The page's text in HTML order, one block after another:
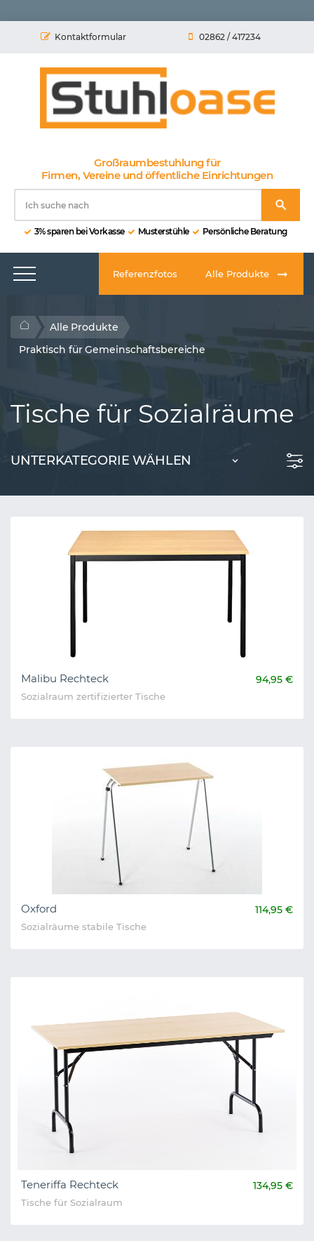
Kontaktformular 02862 / 417234
Großraumbestuhlung für
Firmen, Vereine und öffentliche Einrichtungen
3% sparen bei Vorkasse Musterstühle Persönliche Beratung
Referenzfotos Alle Produkte
Alle Produkte
Praktisch für Gemeinschaftsbereiche
Tische für Sozialräume
UNTERKATEGORIE WÄHLEN
Malibu Rechteck 94,95 €
Sozialraum zertifizierter Tische
Oxford 114,95 €
Sozialräume stabile Tische
Teneriffa Rechteck 134,95 €
Tische für Sozialraum